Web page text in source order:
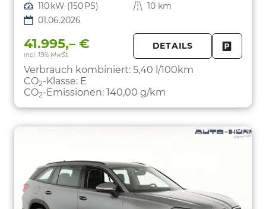
Leistung 110 kW (150 PS) Kilometerstand 10 km
01.06.2026
41.995,– €
incl. 19% MwSt.
DETAILS
Verbrauch kombiniert: 5,40 l/100km
CO2-Klasse: E
CO2-Emissionen: 140,00 g/km